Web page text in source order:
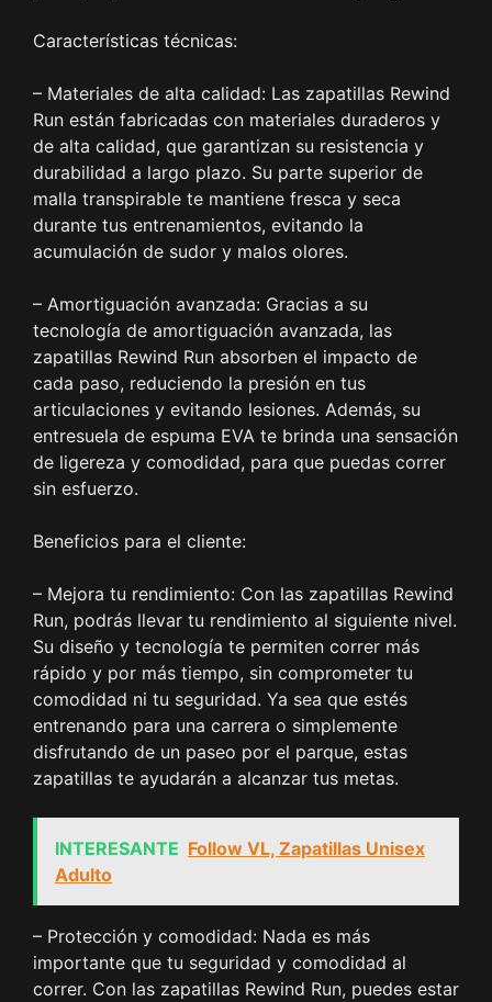
Características técnicas:
– Materiales de alta calidad: Las zapatillas Rewind
Run están fabricadas con materiales duraderos y
de alta calidad, que garantizan su resistencia y
durabilidad a largo plazo. Su parte superior de
malla transpirable te mantiene fresca y seca
durante tus entrenamientos, evitando la
acumulación de sudor y malos olores.
– Amortiguación avanzada: Gracias a su
tecnología de amortiguación avanzada, las
zapatillas Rewind Run absorben el impacto de
cada paso, reduciendo la presión en tus
articulaciones y evitando lesiones. Además, su
entresuela de espuma EVA te brinda una sensación
de ligereza y comodidad, para que puedas correr
sin esfuerzo.
Beneficios para el cliente:
– Mejora tu rendimiento: Con las zapatillas Rewind
Run, podrás llevar tu rendimiento al siguiente nivel.
Su diseño y tecnología te permiten correr más
rápido y por más tiempo, sin comprometer tu
comodidad ni tu seguridad. Ya sea que estés
entrenando para una carrera o simplemente
disfrutando de un paseo por el parque, estas
zapatillas te ayudarán a alcanzar tus metas.
INTERESANTE Follow VL, Zapatillas Unisex
Adulto
– Protección y comodidad: Nada es más
importante que tu seguridad y comodidad al
correr. Con las zapatillas Rewind Run, puedes estar